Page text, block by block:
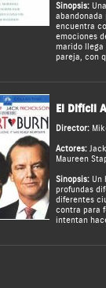
Sinopsis:
abandonada
encuentra
emociones
marido llega
pareja, con
El Difícil
Director:
Actores:
Maureen
Sinopsis:Un
profundas
diferentes
contra para
intentan